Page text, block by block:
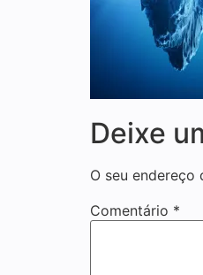
Deixe
O seu endereço
Comentário *